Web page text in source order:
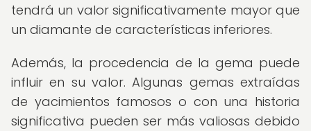
tendrá un valor significativamente mayor que
un diamante de características inferiores.
Además, la procedencia de la gema puede
influir en su valor. Algunas gemas extraídas
de yacimientos famosos o con una historia
significativa pueden ser más valiosas debido